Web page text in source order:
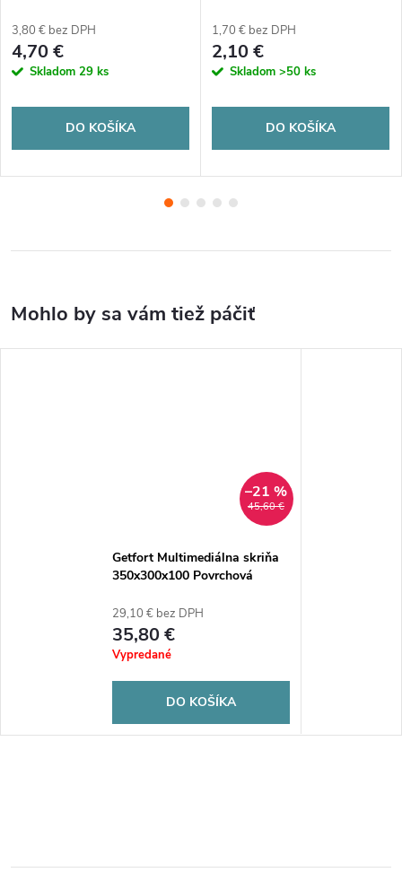
3,80 € bez DPH
4,70 €
Skladom 29 ks
DO KOŠÍKA
1,70 € bez DPH
2,10 €
Skladom >50 ks
DO KOŠÍKA
45,60 €
–21 %
Getfort Multimediálna skriňa
350x300x100 Povrchová
29,10 € bez DPH
35,80 €
Vypredané
DO KOŠÍKA